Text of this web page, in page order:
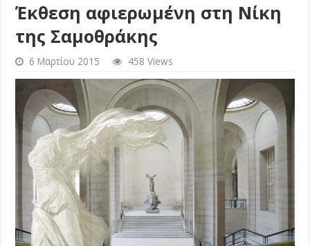
Έκθεση αφιερωμένη στη Νίκη
της Σαμοθράκης
6 Μαρτίου 2015 458 Views